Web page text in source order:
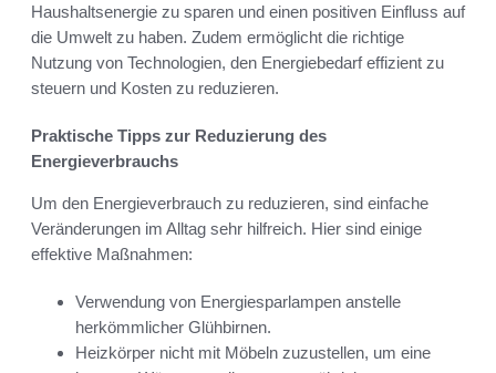
Haushaltsenergie zu sparen und einen positiven Einfluss auf
die Umwelt zu haben. Zudem ermöglicht die richtige
Nutzung von Technologien, den Energiebedarf effizient zu
steuern und Kosten zu reduzieren.
Praktische Tipps zur Reduzierung des
Energieverbrauchs
Um den Energieverbrauch zu reduzieren, sind einfache
Veränderungen im Alltag sehr hilfreich. Hier sind einige
effektive Maßnahmen:
Verwendung von Energiesparlampen anstelle
herkömmlicher Glühbirnen.
Heizkörper nicht mit Möbeln zuzustellen, um eine